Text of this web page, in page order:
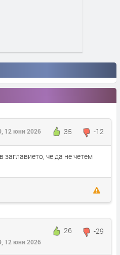
35 -12
12 юни 2026
че да не четем
26 -29
12 юни 2026